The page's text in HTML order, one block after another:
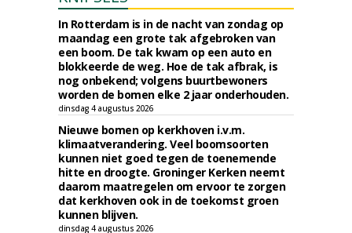
In Rotterdam is in de nacht van zondag op
maandag een grote tak afgebroken van
een boom. De tak kwam op een auto en
blokkeerde de weg. Hoe de tak afbrak, is
nog onbekend; volgens buurtbewoners
worden de bomen elke 2 jaar onderhouden.
dinsdag 4 augustus 2026
Nieuwe bomen op kerkhoven i.v.m.
klimaatverandering. Veel boomsoorten
kunnen niet goed tegen de toenemende
hitte en droogte. Groninger Kerken neemt
daarom maatregelen om ervoor te zorgen
dat kerkhoven ook in de toekomst groen
kunnen blijven.
dinsdag 4 augustus 2026